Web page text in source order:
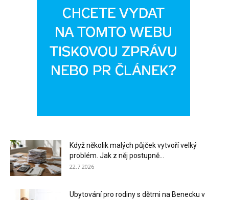
Když několik malých půjček vytvoří velký
problém. Jak z něj postupně...
22.7.2026
Ubytování pro rodiny s dětmi na Benecku v